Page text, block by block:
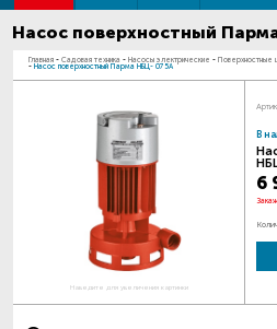
Насос поверхностный
Главная - Садовая техника - Насосы электрические - Поверхностные
- Насос поверхностный Парма НБЦ- 075А
Наведите для увеличения картинки
В
6